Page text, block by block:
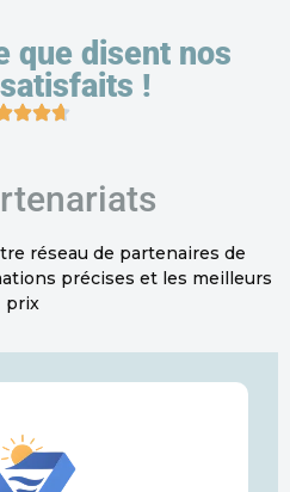
que disent nos
!
réseau de partenaires de
précises et les meilleurs
prix